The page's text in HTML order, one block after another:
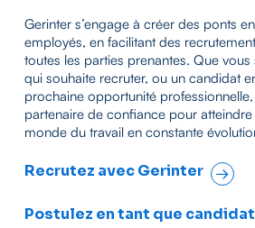
Gerinter s’engage à créer des ponts
employés, en facilitant des
toutes les parties prenantes. Que
qui souhaite recruter, ou un candidat
prochaine opportunité
partenaire de confiance pour
monde du travail en constante
Recrutez avec Gerinter
Postulez en tant que candidat